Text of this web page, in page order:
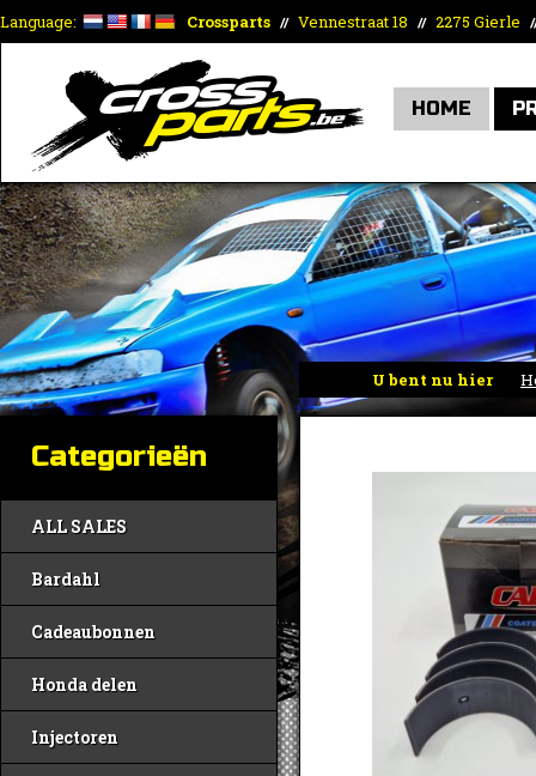
Language: Crossparts // Vennestraat 18 // 2275 Gierle
HOME
U bent nu hier
D16A/D16Y/D16Z/
Categorieën
ALL SALES
Bardahl
Cadeaubonnen
Honda delen
Injectoren